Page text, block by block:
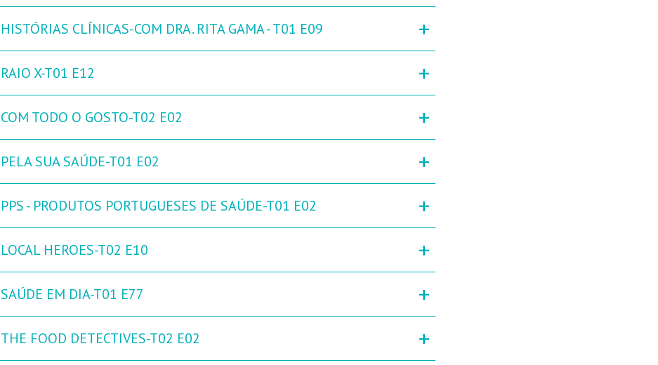
HISTÓRIAS CLÍNICAS-COM DRA. RITA GAMA - T01 E09 +
RAIO X-T01 E12 +
COM TODO O GOSTO-T02 E02 +
PELA SUA SAÚDE-T01 E02 +
PPS - PRODUTOS PORTUGUESES DE SAÚDE-T01 E02 +
LOCAL HEROES-T02 E10 +
SAÚDE EM DIA-T01 E77 +
THE FOOD DETECTIVES-T02 E02 +